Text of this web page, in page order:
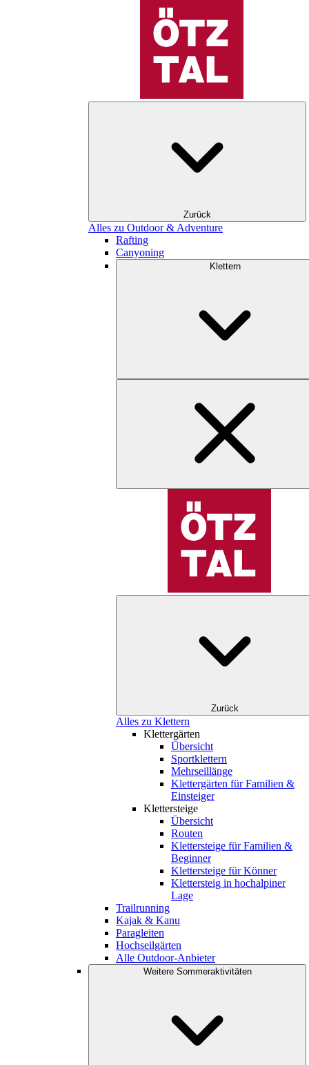
Zurück
Alles zu Outdoor & Adventure
Rafting
Canyoning
Klettern
Zurück
Alles zu Klettern
Klettergärten
Übersicht
Sportklettern
Mehrseillänge
Klettergärten für Familien &
Einsteiger
Klettersteige
Übersicht
Routen
Klettersteige für Familien &
Beginner
Klettersteige für Könner
Klettersteig in hochalpiner
Lage
Trailrunning
Kajak & Kanu
Paragleiten
Hochseilgärten
Alle Outdoor-Anbieter
Weitere Sommeraktivitäten